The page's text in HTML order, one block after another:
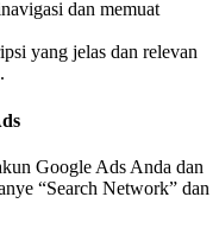
dan memuat
yang jelas dan relevan
Google Ads Anda dan
“Search Network” dan